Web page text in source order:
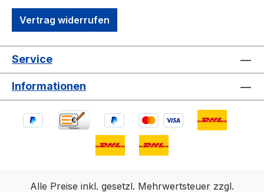
Vertrag widerrufen
Service
Informationen
Alle Preise inkl. gesetzl. Mehrwertsteuer zzgl.